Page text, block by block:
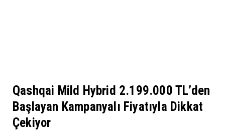
Qashqai Mild Hybrid 2.199.000 TL’den
Başlayan Kampanyalı Fiyatıyla Dikkat
Çekiyor